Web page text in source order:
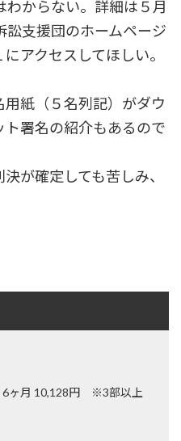
からない。詳細は５月
訟支援団のホームページ
アクセスしてほしい。
紙（５名列記）がダウ
署名の紹介もあるので
が確定しても苦しみ、
6ヶ月 10,128円 ※3部以上